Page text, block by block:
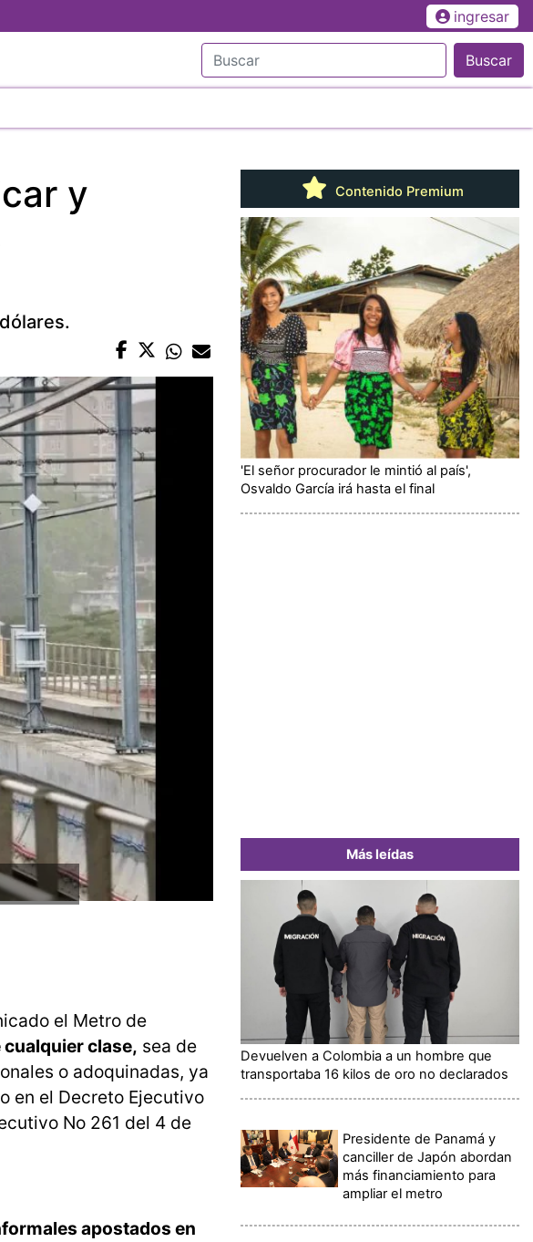
ingresar
Buscar
y
el Metro de
clase, sea de
o adoquinadas, ya
en el Decreto Ejecutivo
No 261 del 4 de
apostados en
Contenido Premium
'El señor procurador le mintió al país',
Osvaldo García irá hasta el final
Más leídas
Devuelven a Colombia a un hombre que
transportaba 16 kilos de oro no declarados
Presidente de Panamá y
canciller de Japón abordan
más financiamiento para
ampliar el metro